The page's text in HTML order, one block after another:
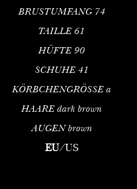
BRUSTUMFANG 74
TAILLE 61
HÜFTE 90
SCHUHE 41
KÖRBCHENGRÖSSE a
HAARE dark brown
AUGEN brown
EU/US
Karibisches